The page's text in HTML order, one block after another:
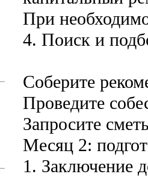
При
4. Поиск и
Соберите
Проведите
Запросите
Месяц 2:
1. Заключение